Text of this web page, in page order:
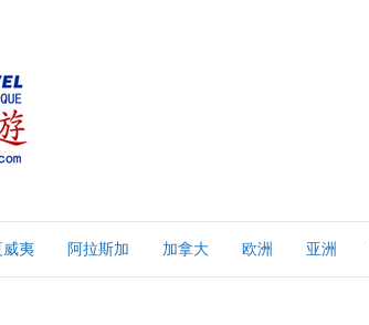
威夷 阿拉斯加 加拿大 欧洲 亚洲